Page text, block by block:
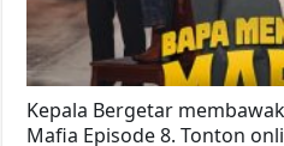
Kepala Bergetar
Mafia Episode 8. Tonton